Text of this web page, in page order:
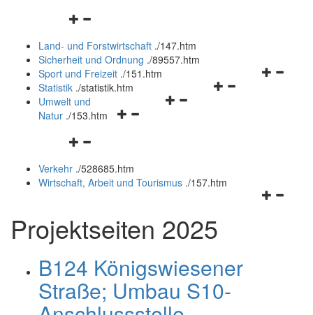
Navigationsmenü
und
schließen
Land- und Forstwirtschaft ./147.htm
Sicherheit und Ordnung ./89557.htm
Navigationsmenü
Sport und Freizeit ./151.htm
Navigationsmenü
Statistik ./statistik.htm
Navigationsmenü
Umwelt und
Natur ./153.htm
Navigationsmenü
und
schließen
Verkehr ./528685.htm
Wirtschaft, Arbeit und Tourismus ./157.htm
Projektseiten 2025
B124 Königswiesener
Straße; Umbau S10-